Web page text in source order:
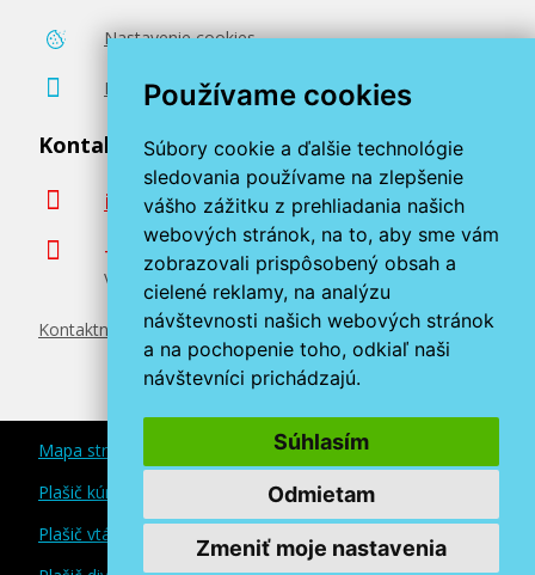
Používame cookies
Súbory cookie a ďalšie technológie
sledovania používame na zlepšenie
vášho zážitku z prehliadania našich
webových stránok, na to, aby sme vám
zobrazovali prispôsobený obsah a
cielené reklamy, na analýzu
návštevnosti našich webových stránok
a na pochopenie toho, odkiaľ naši
návštevníci prichádzajú.
Súhlasím
Odmietam
Zmeniť moje nastavenia
Nastavenie cookies
Poradenstvo zadarmo
Kontaktujte nás
info@miroluk.sk
+420 377 222 313
Volajte v pracovné dni od 8. do 17. hod.
Kontaktné údaje
Mapa stránok
Plašič kún a myší
Plašič vtákov